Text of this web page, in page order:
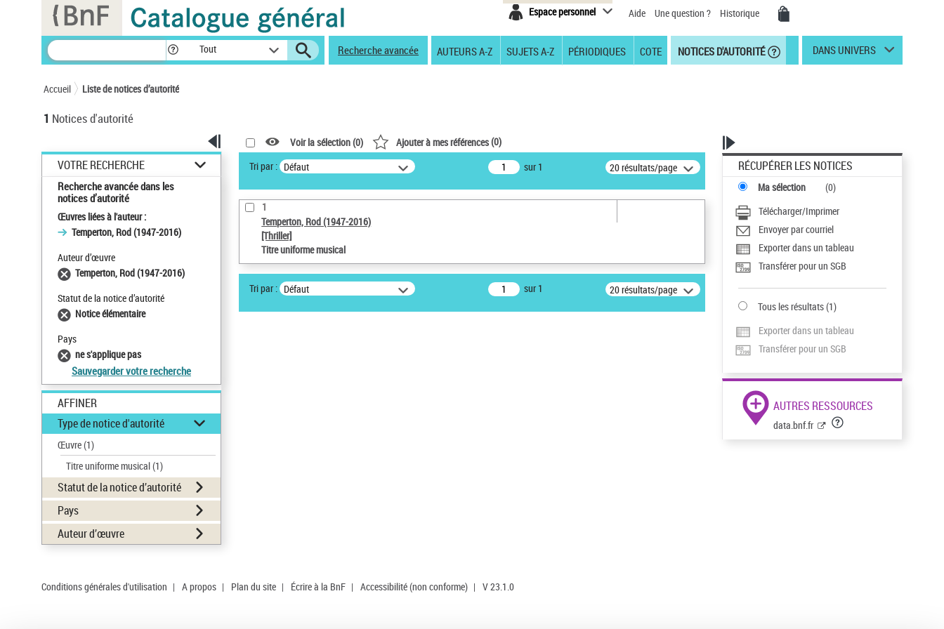
Espace personnel Aide Une question ? Historique
Tout Recherche avancée AUTEURS A-Z SUJETS A-Z PÉRIODIQUES COTE NOTICES D'AUTORITÉ DANS UNIVERS
Accueil Liste de notices d’autorité
1 Notices d'autorité
VOTRE RECHERCHE
Recherche avancée dans les
notices d’autorité
Œuvres liées à l'auteur :
Temperton, Rod (1947-2016)
Auteur d’œuvre
Temperton, Rod (1947-2016)
Statut de la notice d’autorité
Notice élémentaire
Pays
ne s'applique pas
Sauvegarder votre recherche
AFFINER
Type de notice d'autorité
Œuvre(1)
Titre uniforme musical(1)
Statut de la notice d’autorité
Pays
Auteur d’œuvre
Voir la sélection (0) Ajouter à mes références(0)
Tri par : Défaut sur 1 20 résultats/page
1
Temperton, Rod (1947-2016)
[Thriller]
Titre uniforme musical
Tri par : Défaut sur 1 20 résultats/page
RÉCUPÉRER LES NOTICES
Ma sélection (0)
Télécharger/Imprimer
Envoyer par courriel
Exporter dans un tableau
Transférer pour un SGB
Tous les résultats(1)
Exporter dans un tableau
Transférer pour un SGB
AUTRES RESSOURCES
data.bnf.fr
Conditions générales d'utilisation | A propos | Plan du site | Écrire à la BnF | Accessibilité (non conforme) | V 23.1.0
Panneau de gestion des cookies